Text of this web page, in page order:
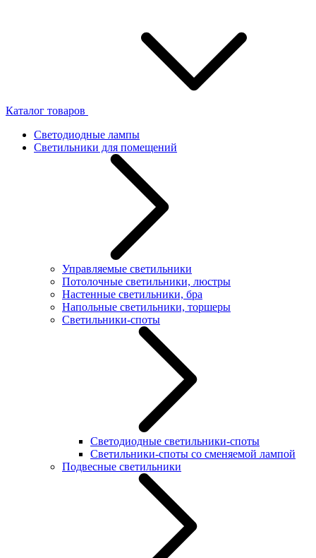
Каталог товаров
Светодиодные лампы
Светильники для помещений
Управляемые светильники
Потолочные светильники, люстры
Настенные светильники, бра
Напольные светильники, торшеры
Светильники-споты
Светодиодные светильники-споты
Светильники-споты со сменяемой лампой
Подвесные светильники